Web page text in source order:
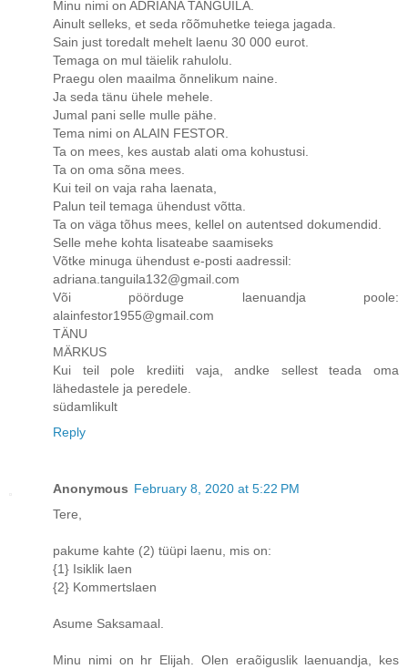
Minu nimi on ADRIANA TANGUILA.
Ainult selleks, et seda rõõmuhetke teiega jagada.
Sain just toredalt mehelt laenu 30 000 eurot.
Temaga on mul täielik rahulolu.
Praegu olen maailma õnnelikum naine.
Ja seda tänu ühele mehele.
Jumal pani selle mulle pähe.
Tema nimi on ALAIN FESTOR.
Ta on mees, kes austab alati oma kohustusi.
Ta on oma sõna mees.
Kui teil on vaja raha laenata,
Palun teil temaga ühendust võtta.
Ta on väga tõhus mees, kellel on autentsed dokumendid.
Selle mehe kohta lisateabe saamiseks
Võtke minuga ühendust e-posti aadressil:
adriana.tanguila132@gmail.com
Või pöörduge laenuandja poole:
alainfestor1955@gmail.com
TÄNU
MÄRKUS
Kui teil pole krediiti vaja, andke sellest teada oma
lähedastele ja peredele.
südamlikult
Reply
Anonymous February 8, 2020 at 5:22 PM
Tere,
pakume kahte (2) tüüpi laenu, mis on:
{1} Isiklik laen
{2} Kommertslaen
Asume Saksamaal.
Minu nimi on hr Elijah. Olen eraõiguslik laenuandja, kes